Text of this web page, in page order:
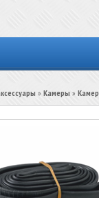
» Камеры »